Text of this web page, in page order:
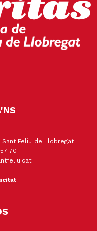
Feliu de Llobregat
70